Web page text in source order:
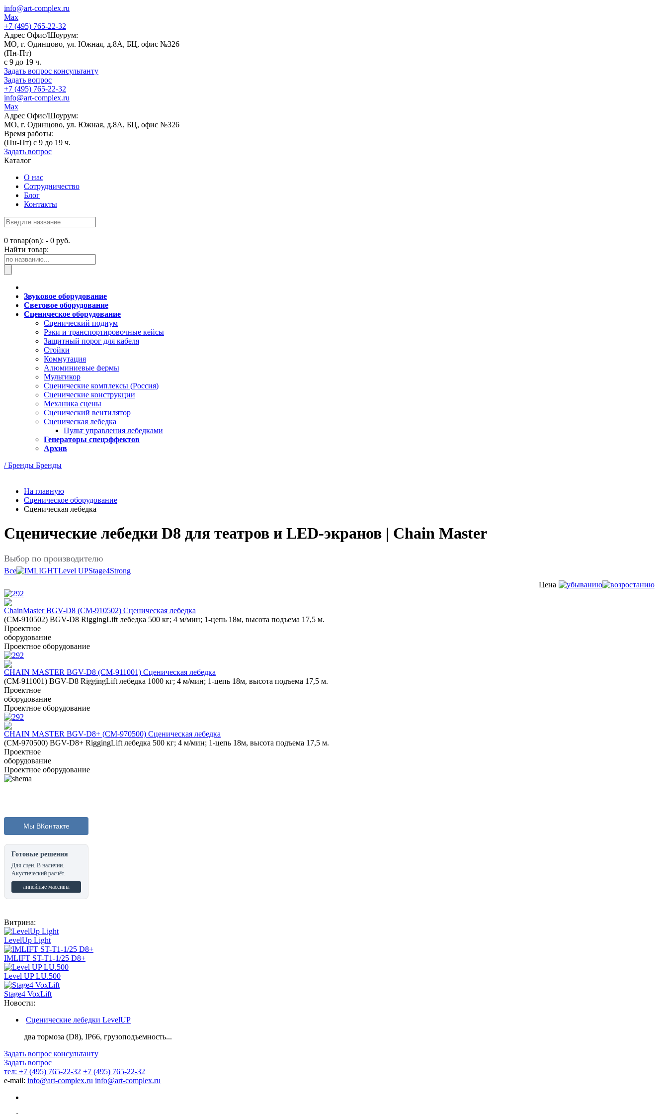
info@art-complex.ru
Max
+7 (495) 765-22-32
Адрес Офис/Шоурум:
МО, г. Одинцово, ул. Южная, д.8А, БЦ, офис №326
(Пн-Пт)
с 9 до 19 ч.
Задать вопрос консультанту
Задать вопрос
+7 (495) 765-22-32
info@art-complex.ru
Max
Адрес Офис/Шоурум:
МО, г. Одинцово, ул. Южная, д.8А, БЦ, офис №326
Время работы:
(Пн-Пт) с 9 до 19 ч.
Задать вопрос
Каталог
О нас
Сотрудничество
Блог
Контакты
0 товар(ов): - 0 руб.
Найти товар:
Звуковое оборудование
Световое оборудование
Сценическое оборудование
Сценический подиум
Рэки и транспортировочные кейсы
Защитный порог для кабеля
Стойки
Коммутация
Алюминиевые фермы
Мультикор
Сценические комплексы (Россия)
Сценические конструкции
Механика сцены
Сценический вентилятор
Сценическая лебедка
Пульт управления лебедками
Генераторы спецэффектов
Архив
/ Бренды Бренды
На главную
Сценическое оборудование
Сценическая лебедка
Сценические лебедки D8 для театров и LED-экранов | Chain Master
Выбор по производителю
Все IMLIGHTLevel UPStage4Strong
Цена
ChainMaster BGV-D8 (CM-910502) Сценическая лебедка
(CM-910502) BGV-D8 RiggingLift лебедка 500 кг; 4 м/мин; 1-цепь 18м, высота подъема 17,5 м.
Проектное
оборудование
Проектное оборудование
CHAIN MASTER BGV-D8 (СМ-911001) Сценическая лебедка
(CM-911001) BGV-D8 RiggingLift лебедка 1000 кг; 4 м/мин; 1-цепь 18м, высота подъема 17,5 м.
Проектное
оборудование
Проектное оборудование
CHAIN MASTER BGV-D8+ (CM-970500) Сценическая лебедка
(CM-970500) BGV-D8+ RiggingLift лебедка 500 кг; 4 м/мин; 1-цепь 18м, высота подъема 17,5 м.
Проектное
оборудование
Проектное оборудование
Мы ВКонтакте
Готовые решения
Для сцен. В наличии.
Акустический расчёт.
линейные массивы
Витрина:
LevelUp Light
IMLIFT ST-T1-1/25 D8+
Level UP LU.500
Stage4 VoxLift
Новости:
Сценические лебедки LevelUP
два тормоза (D8), IP66, грузоподъемность...
Задать вопрос консультанту
Задать вопрос
тел: +7 (495) 765-22-32 +7 (495) 765-22-32
e-mail: info@art-complex.ru info@art-complex.ru